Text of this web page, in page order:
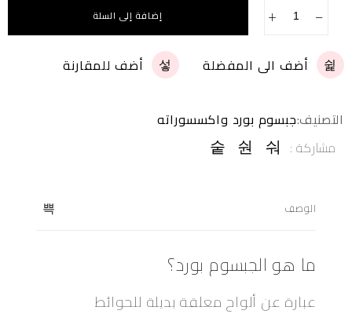
−
+ إضافة إلى السلة
أضف الى المفضلة أضف للمقارنة
التصنيف:جبسوم بورد واكسسوراته
مشاركة :
الوصف
ما هو الجبسوم بورد؟
عبارة عن ألواح معلقة بديلة للحوائط